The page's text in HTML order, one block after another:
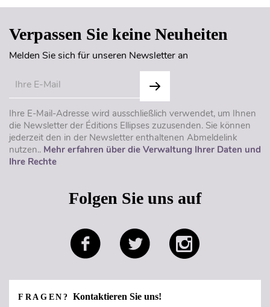
Verpassen Sie keine Neuheiten
Melden Sie sich für unseren Newsletter an
Ihre E-Mail-Adresse wird ausschließlich verwendet, um Ihnen
die Newsletter der Éditions Ellipses zuzusenden. Sie können
jederzeit den in der Newsletter enthaltenen Abmeldelink
nutzen.. Mehr erfahren über die Verwaltung Ihrer Daten und
Ihre Rechte
Folgen Sie uns auf
FRAGEN? Kontaktieren Sie uns!